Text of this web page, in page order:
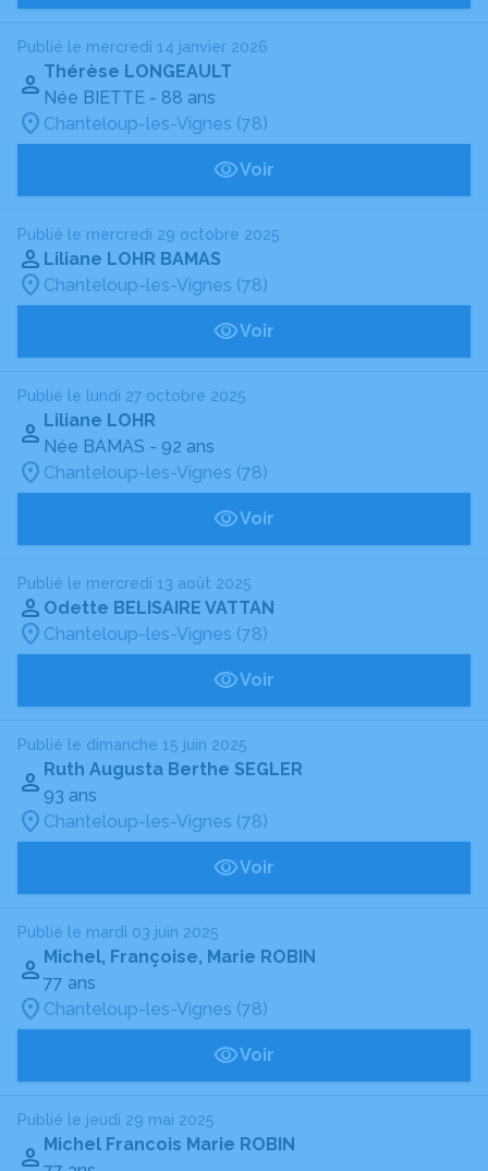
Publié le mercredi 14 janvier 2026
Thérèse LONGEAULT
Née BIETTE - 88 ans
Chanteloup-les-Vignes (78)
Voir
Publié le mercredi 29 octobre 2025
Liliane LOHR BAMAS
Chanteloup-les-Vignes (78)
Voir
Publié le lundi 27 octobre 2025
Liliane LOHR
Née BAMAS - 92 ans
Chanteloup-les-Vignes (78)
Voir
Publié le mercredi 13 août 2025
Odette BELISAIRE VATTAN
Chanteloup-les-Vignes (78)
Voir
Publié le dimanche 15 juin 2025
Ruth Augusta Berthe SEGLER
93 ans
Chanteloup-les-Vignes (78)
Voir
Publié le mardi 03 juin 2025
Michel, Françoise, Marie ROBIN
77 ans
Chanteloup-les-Vignes (78)
Voir
Publié le jeudi 29 mai 2025
Michel Francois Marie ROBIN